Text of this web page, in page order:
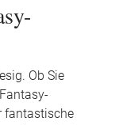
Ob Sie
fantastische